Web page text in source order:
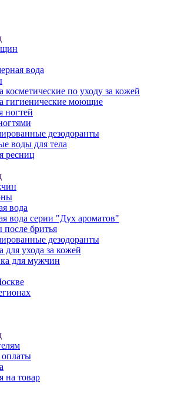
вода
косметические по уходу за кожей
гигиенические моющие
ногтей
дезодоранты
воды для тела
ресниц
вода
вода серии "Дух ароматов"
бритья
дезодоранты
для ухода за кожей
для мужчин
оплаты
на товар